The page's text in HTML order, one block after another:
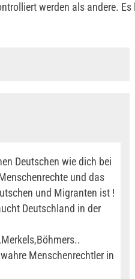
werden als andere. Es
Deutschen wie dich bei
und das
und Migranten ist !
Deutschland in der
Menschenrechtler in